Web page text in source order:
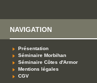
NAVIGATION
Présentation
Séminaire Morbihan
Séminaire Côtes d'Armor
Mentions légales
CGV